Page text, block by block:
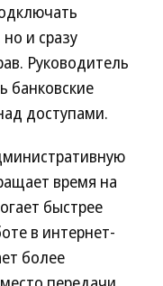
и сразу
Руководитель
банковские
доступами.
время на
быстрее
в интернет-
более